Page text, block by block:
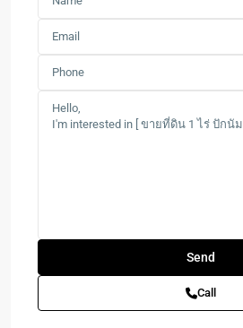
Call